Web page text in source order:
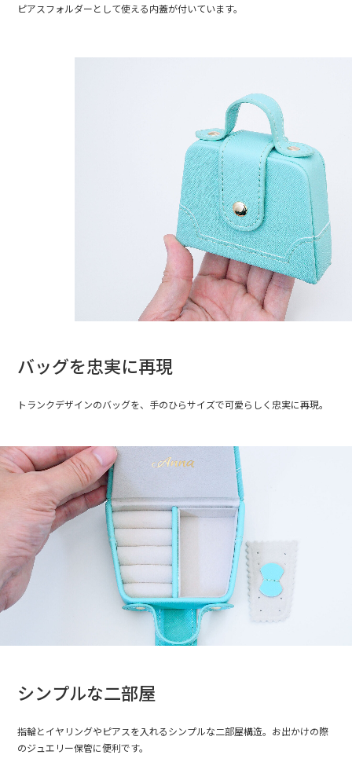
ピアスフォルダーとして使える内蓋が付いています。
バッグを忠実に再現
トランクデザインのバッグを、手のひらサイズで可愛らしく忠実に再現。
シンプルな二部屋
指輪とイヤリングやピアスを入れるシンプルな二部屋構造。お出かけの際
のジュエリー保管に便利です。